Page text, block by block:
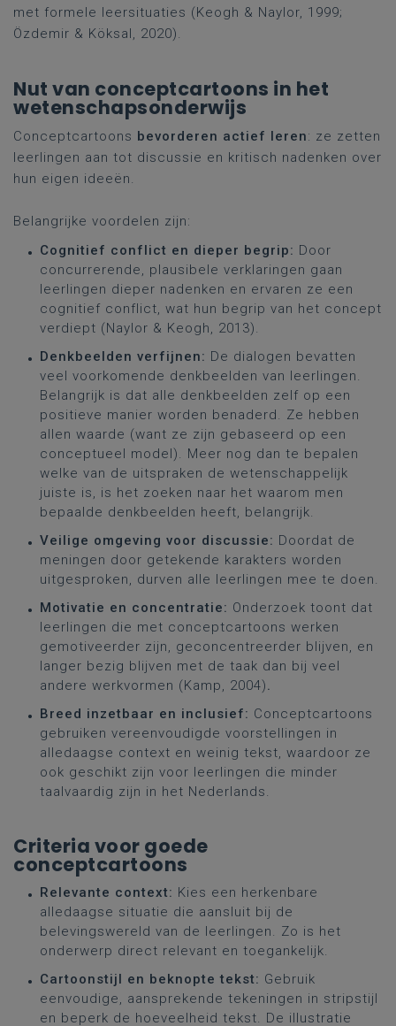
met formele leersituaties (Keogh & Naylor, 1999;
Özdemir & Köksal, 2020).
Nut van conceptcartoons in het
wetenschapsonderwijs
Conceptcartoons bevorderen actief leren: ze zetten
leerlingen aan tot discussie en kritisch nadenken over
hun eigen ideeën.
Belangrijke voordelen zijn:
Cognitief conflict en dieper begrip: Door
concurrerende, plausibele verklaringen gaan
leerlingen dieper nadenken en ervaren ze een
cognitief conflict, wat hun begrip van het concept
verdiept (Naylor & Keogh, 2013).
Denkbeelden verfijnen: De dialogen bevatten
veel voorkomende denkbeelden van leerlingen.
Belangrijk is dat alle denkbeelden zelf op een
positieve manier worden benaderd. Ze hebben
allen waarde (want ze zijn gebaseerd op een
conceptueel model). Meer nog dan te bepalen
welke van de uitspraken de wetenschappelijk
juiste is, is het zoeken naar het waarom men
bepaalde denkbeelden heeft, belangrijk.
Veilige omgeving voor discussie: Doordat de
meningen door getekende karakters worden
uitgesproken, durven alle leerlingen mee te doen.
Motivatie en concentratie: Onderzoek toont dat
leerlingen die met conceptcartoons werken
gemotiveerder zijn, geconcentreerder blijven, en
langer bezig blijven met de taak dan bij veel
andere werkvormen (Kamp, 2004).
Breed inzetbaar en inclusief: Conceptcartoons
gebruiken vereenvoudigde voorstellingen in
alledaagse context en weinig tekst, waardoor ze
ook geschikt zijn voor leerlingen die minder
taalvaardig zijn in het Nederlands.
Criteria voor goede
conceptcartoons
Relevante context: Kies een herkenbare
alledaagse situatie die aansluit bij de
belevingswereld van de leerlingen. Zo is het
onderwerp direct relevant en toegankelijk.
Cartoonstijl en beknopte tekst: Gebruik
eenvoudige, aansprekende tekeningen in stripstijl
en beperk de hoeveelheid tekst. De illustratie